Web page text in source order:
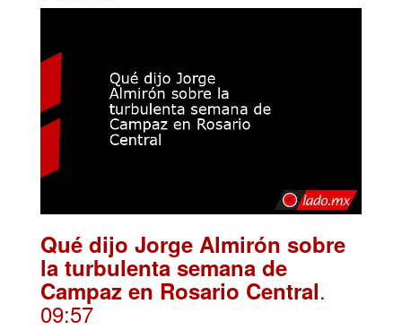
Qué dijo Jorge Almirón sobre
la turbulenta semana de
Campaz en Rosario Central.
09:57